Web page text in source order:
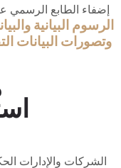
إضفاء الطابع
الرسوم البيانية
وتصورات البيانات
الشركات والإدارات